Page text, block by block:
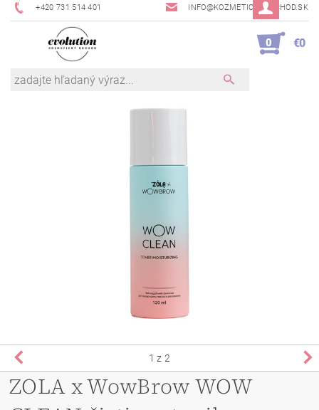
+420 731 514 401 INFO@KOZMETICKYOBCHOD.SK
0 €0
1 z 2
ZOLA x WowBrow WOW